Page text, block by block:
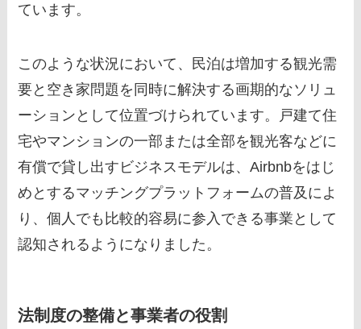
ています。
このような状況において、民泊は増加する観光需
要と空き家問題を同時に解決する画期的なソリュ
ーションとして位置づけられています。戸建て住
宅やマンションの一部または全部を観光客などに
有償で貸し出すビジネスモデルは、Airbnbをはじ
めとするマッチングプラットフォームの普及によ
り、個人でも比較的容易に参入できる事業として
認知されるようになりました。
法制度の整備と事業者の役割